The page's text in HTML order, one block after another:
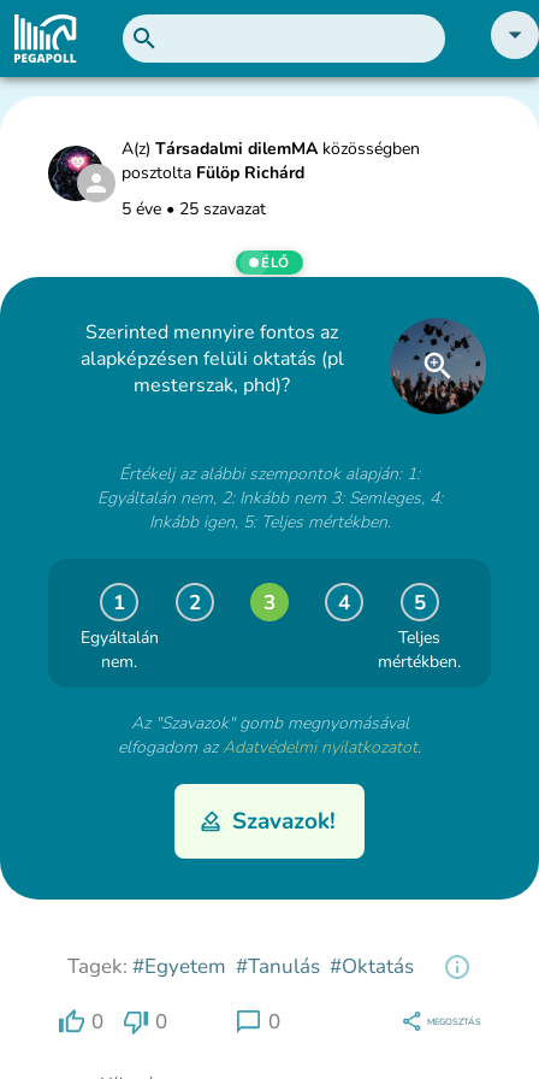
A(z) Társadalmi dilemMA közösségben
posztolta Fülöp Richárd
5 éve • 25 szavazat
ÉLŐ
Szerinted mennyire fontos az
alapképzésen felüli oktatás (pl
mesterszak, phd)?
Értékelj az alábbi szempontok alapján: 1:
Egyáltalán nem, 2: Inkább nem 3: Semleges, 4:
Inkább igen, 5: Teljes mértékben.
1
Egyáltalán
nem.
2 3 4 5
Teljes
mértékben.
Az "Szavazok" gomb megnyomásával
elfogadom azAdatvédelmi nyilatkozatot.
Szavazok!
Tagek: #Egyetem #Tanulás #Oktatás
0 0 0 MEGOSZTÁS